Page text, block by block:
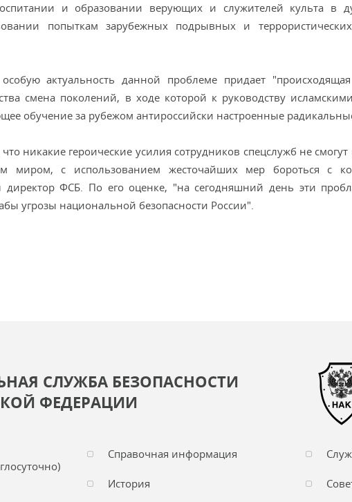
и образовании верующих и служителей культа в
попыткам зарубежных подрывных и
актуальность данной проблеме придает
смена поколений, в ходе которой к руководству
обучение за рубежом антироссийски настроенные
никакие героические усилия сотрудников спецслужб не
с использованием жесточайших мер бороться с
директор ФСБ. По его оценке, "на сегодняшний день эти
угрозы национальной безопасности России".
СЛУЖБА БЕЗОПАСНОСТИ
ФЕДЕРАЦИИ
Справочная информация
История